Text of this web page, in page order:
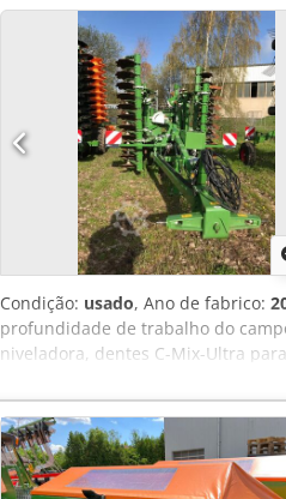
Condição: usado, Ano de fabrico:
profundidade de trabalho do
niveladora, dentes C-Mix-Ultra
dentes com timão hidráulico HD